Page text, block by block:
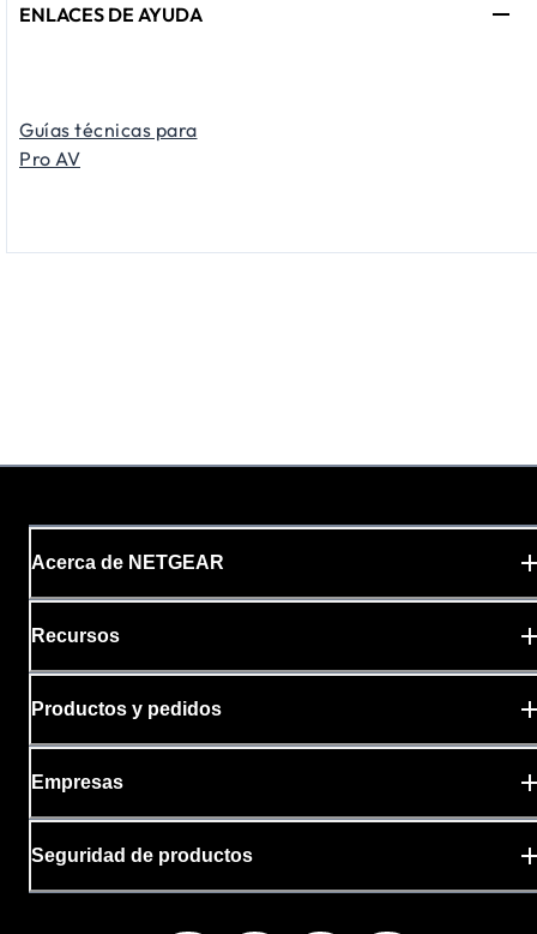
ENLACES DE AYUDA
Guías técnicas para
Pro AV
Acerca de NETGEAR
Recursos
Productos y pedidos
Empresas
Seguridad de productos